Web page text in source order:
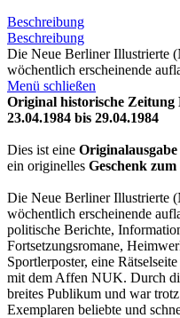
Beschreibung
Beschreibung
Die Neue Berliner Illustrierte
wöchentlich erscheinende
Menü schließen
Original historische
23.04.1984 bis 29.04.1984
Dies ist eine
ein originelles Geschenk
Die Neue Berliner Illustrierte
wöchentlich erscheinende
politische Berichte,
Fortsetzungsromane,
Sportlerposter, eine
mit dem Affen NUK. Durch
breites Publikum und war
Exemplaren beliebte und